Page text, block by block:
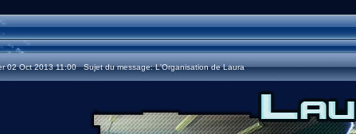
02 Oct 2013 11:00 Sujet du message: L'Organisation de Laura